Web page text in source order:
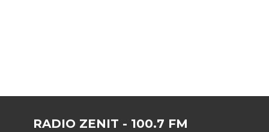
RADIO ZENIT - 100.7 FM